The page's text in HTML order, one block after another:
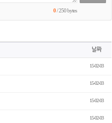
0/ 250 bytes
날짜
15-02-03
15-02-03
15-02-03
15-02-03